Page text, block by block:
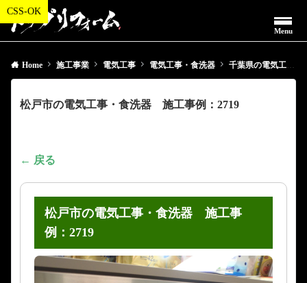
Menu
Home 施工事業 電気工事 電気工事・食洗器 千葉県の電気工事・食洗器
松戸市の電気工事・食洗器 施工事例：2719
← 戻る
松戸市の電気工事・食洗器 施工事
例：2719